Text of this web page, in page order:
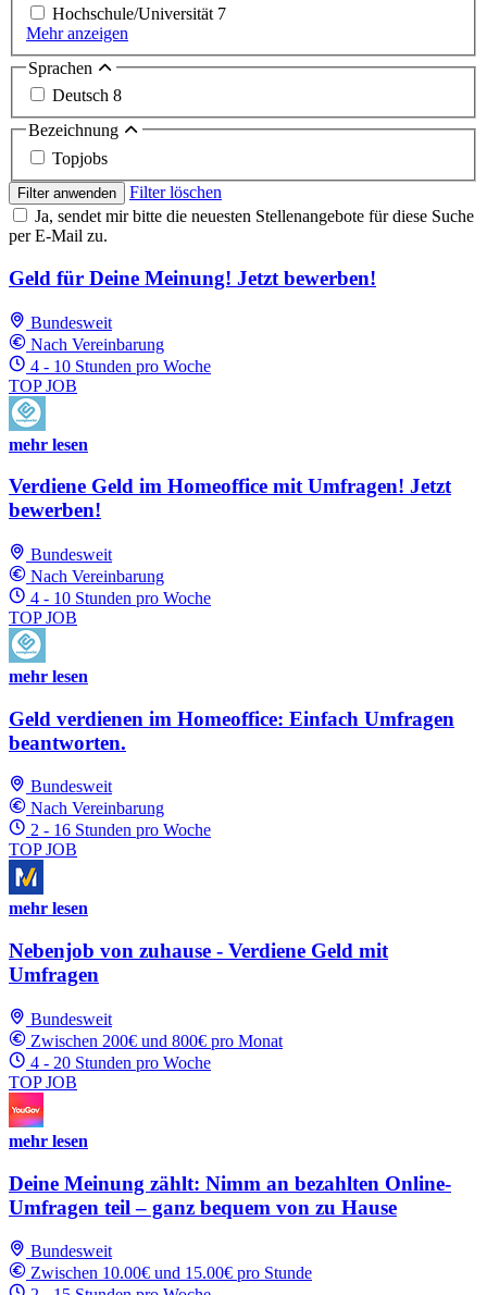
Hochschule/Universität 7
Mehr anzeigen
Sprachen
Deutsch 8
Bezeichnung
Topjobs
Filter anwenden
Filter löschen
Ja, sendet mir bitte die neuesten Stellenangebote für diese Suche
per E-Mail zu.
Geld für Deine Meinung! Jetzt bewerben!
Bundesweit
Nach Vereinbarung
4 - 10 Stunden pro Woche
TOP JOB
mehr lesen
Verdiene Geld im Homeoffice mit Umfragen! Jetzt
bewerben!
Bundesweit
Nach Vereinbarung
4 - 10 Stunden pro Woche
TOP JOB
mehr lesen
Geld verdienen im Homeoffice: Einfach Umfragen
beantworten.
Bundesweit
Nach Vereinbarung
2 - 16 Stunden pro Woche
TOP JOB
mehr lesen
Nebenjob von zuhause - Verdiene Geld mit
Umfragen
Bundesweit
Zwischen 200€ und 800€ pro Monat
4 - 20 Stunden pro Woche
TOP JOB
mehr lesen
Deine Meinung zählt: Nimm an bezahlten Online-
Umfragen teil – ganz bequem von zu Hause
Bundesweit
Zwischen 10.00€ und 15.00€ pro Stunde